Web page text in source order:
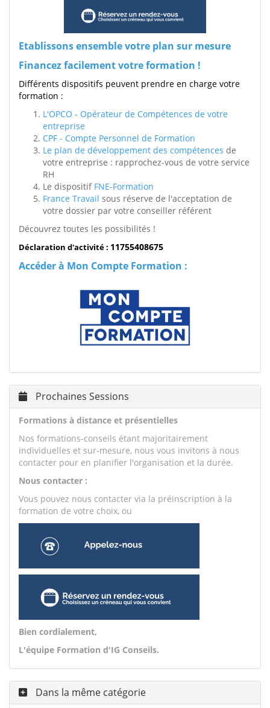
Etablissons ensemble votre plan sur mesure
Financez facilement votre formation !
Différents dispositifs peuvent prendre en charge votre
formation :
L'OPCO - Opérateur de Compétences de votre
entreprise
CPF - Compte Personnel de Formation
Le plan de développement des compétences de
votre entreprise : rapprochez-vous de votre service
RH
Le dispositif FNE-Formation
France Travail sous réserve de l'acceptation de
votre dossier par votre conseiller référent
Découvrez toutes les possibilités !
Déclaration d'activité : 11755408675
Accéder à Mon Compte Formation :
Prochaines Sessions
Formations à distance et présentielles
Nos formations-conseils étant majoritairement
individuelles et sur-mesure, nous vous invitons à nous
contacter pour en planifier l'organisation et la durée.
Nous contacter :
Vous pouvez nous contacter via la préinscription à la
formation de votre choix, ou
Bien cordialement,
L'équipe Formation d'IG Conseils.
Dans la même catégorie